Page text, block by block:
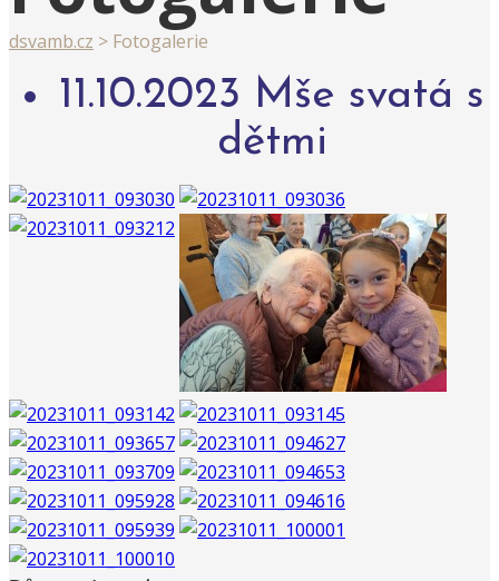
dsvamb.cz > Fotogalerie
11.10.2023 Mše svatá s
dětmi